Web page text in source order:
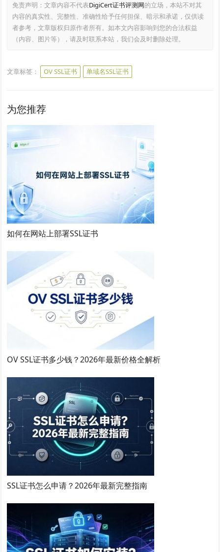
免责声明：文章内容不代表DigiCert证书评测网的立场，本站不对其
内容的真实性、完整性、准确性给予任何担保、暗示和承诺，仅供读
者参考，文章版权归原作者所有。如本文内容影响到您的合法权益
（内容、图片等），请及时联系本站，我们会及时删除处理。
文章标签： OV SSL证书 单域名SSL证书
为您推荐
如何在网站上部署SSL证书
OV SSL证书多少钱？2026年最新价格全解析
SSL证书怎么申请？2026年最新完整指南